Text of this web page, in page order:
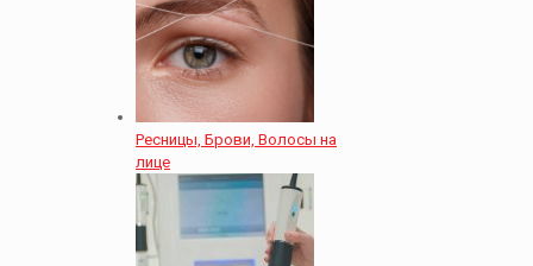
Ресницы, Брови, Волосы на
лице